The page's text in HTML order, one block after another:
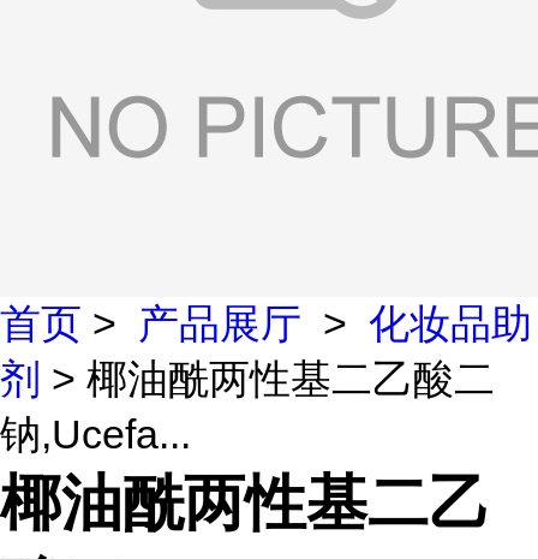
首页 > 产品展厅 > 化妆品助
剂 > 椰油酰两性基二乙酸二
钠,Ucefa...
椰油酰两性基二乙